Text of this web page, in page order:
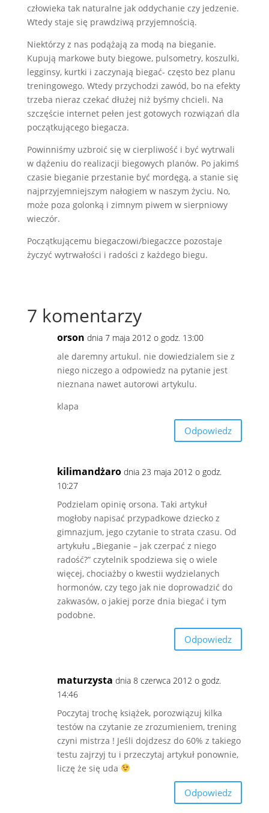
człowieka tak naturalne jak oddychanie czy jedzenie.
Wtedy staje się prawdziwą przyjemnością.
Niektórzy z nas podążają za modą na bieganie.
Kupują markowe buty biegowe, pulsometry, koszulki,
legginsy, kurtki i zaczynają biegać- często bez planu
treningowego. Wtedy przychodzi zawód, bo na efekty
trzeba nieraz czekać dłużej niż byśmy chcieli. Na
szczęście internet pełen jest gotowych rozwiązań dla
początkującego biegacza.
Powinniśmy uzbroić się w cierpliwość i być wytrwali
w dążeniu do realizacji biegowych planów. Po jakimś
czasie bieganie przestanie być mordęgą, a stanie się
najprzyjemniejszym nałogiem w naszym życiu. No,
może poza golonką i zimnym piwem w sierpniowy
wieczór.
Początkującemu biegaczowi/biegaczce pozostaje
życzyć wytrwałości i radości z każdego biegu.
7 komentarzy
orson dnia 7 maja 2012 o godz. 13:00
ale daremny artukul. nie dowiedzialem sie z
niego niczego a odpowiedz na pytanie jest
nieznana nawet autorowi artykulu.
klapa
Odpowiedz
kilimandżaro dnia 23 maja 2012 o godz.
10:27
Podzielam opinię orsona. Taki artykuł
mogłoby napisać przypadkowe dziecko z
gimnazjum, jego czytanie to strata czasu. Od
artykułu „Bieganie – jak czerpać z niego
radość?” czytelnik spodziewa się o wiele
więcej, chociażby o kwestii wydzielanych
hormonów, czy tego jak nie doprowadzić do
zakwasów, o jakiej porze dnia biegać i tym
podobne.
Odpowiedz
maturzysta dnia 8 czerwca 2012 o godz.
14:46
Poczytaj trochę książek, porozwiązuj kilka
testów na czytanie ze zrozumieniem, trening
czyni mistrza ! Jeśli dojdzesz do 60% z takiego
testu zajrzyj tu i przeczytaj artykuł ponownie,
liczę że się uda
Odpowiedz